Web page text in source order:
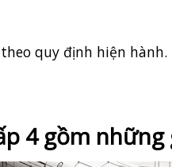
quy định hiện hành.
4 gồm những